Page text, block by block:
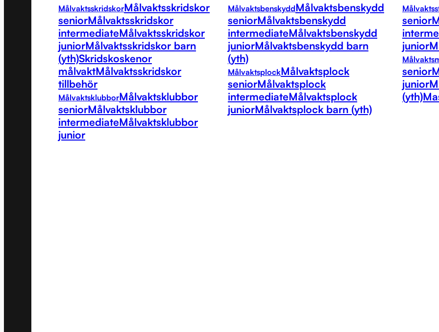
MålvaktsskridskorMålvaktsskridskor
seniorMålvaktsskridskor
intermediateMålvaktsskridskor
juniorMålvaktsskridskor barn
(yth)Skridskoskenor
målvaktMålvaktsskridskor
tillbehör
MålvaktsklubborMålvaktsklubbor
seniorMålvaktsklubbor
intermediateMålvaktsklubbor
junior
MålvaktsbenskyddMålvaktsbenskydd
seniorMålvaktsbenskydd
intermediateMålvaktsbenskydd
juniorMålvaktsbenskydd barn
(yth)
MålvaktsplockMålvaktsplock
seniorMålvaktsplock
intermediateMålvaktsplock
juniorMålvaktsplock barn (yth)
senior
junior
senior
junior
(yth)